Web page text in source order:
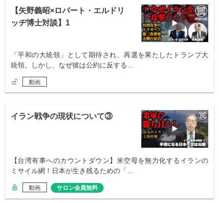
【矢野義昭×ロバート・エルドリ
ッヂ博士対談】1
「平和の大統領」として期待され、再選を果たしたトランプ大
統領。しかし、なぜ彼は公約に反する…
動画
イラン戦争の現状について③
【台湾有事へのカウントダウン】米空母を無力化するイランの
ミサイル網！日本が生き残るための「…
動画 サロン会員無料